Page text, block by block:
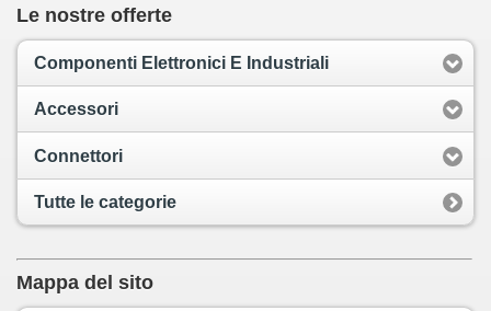
Le nostre offerte
Componenti Elettronici E Industriali
Accessori
Connettori
Tutte le categorie
Mappa del sito